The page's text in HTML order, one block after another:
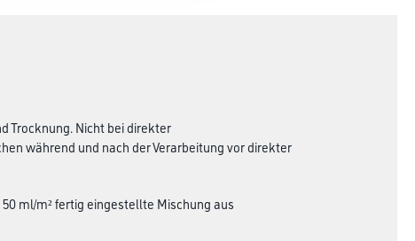
Trocknung. Nicht bei direkter
während und nach der Verarbeitung vor direkter
ml/m² fertig eingestellte Mischung aus